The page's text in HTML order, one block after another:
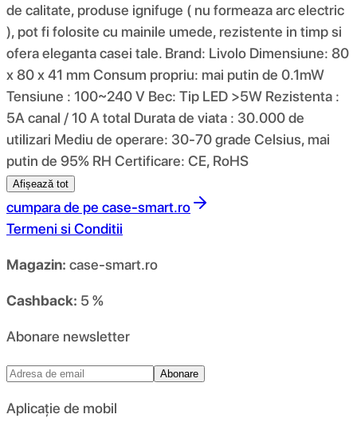
de calitate, produse ignifuge ( nu formeaza arc electric
), pot fi folosite cu mainile umede, rezistente in timp si
ofera eleganta casei tale. Brand: Livolo Dimensiune: 80
x 80 x 41 mm Consum propriu: mai putin de 0.1mW
Tensiune : 100~240 V Bec: Tip LED >5W Rezistenta :
5A canal / 10 A total Durata de viata : 30.000 de
utilizari Mediu de operare: 30-70 grade Celsius, mai
putin de 95% RH Certificare: CE, RoHS
Afișează tot
cumpara de pe case-smart.ro
Termeni si Conditii
Magazin: case-smart.ro
Cashback: 5 %
Abonare newsletter
Abonare
Aplicație de mobil